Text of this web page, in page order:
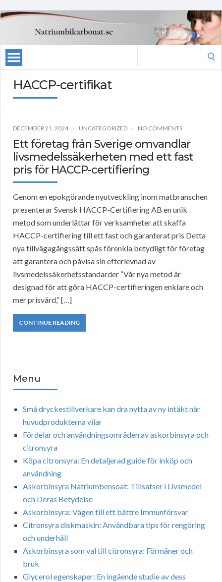
HACCP-certifikat
DECEMBER 21, 2024 UNCATEGORIZED NO COMMENTS
Ett företag från Sverige omvandlar
livsmedelssäkerheten med ett fast
pris för HACCP-certifiering
Genom en epokgörande nyutveckling inom matbranschen
presenterar Svensk HACCP-Certifiering AB en unik
metod som underlättar för verksamheter att skaffa
HACCP-certifiering till ett fast och garanterat pris Detta
nya tillvägagångssätt spås förenkla betydligt för företag
att garantera och påvisa sin efterlevnad av
livsmedelssäkerhetsstandarder “Vår nya metod är
designad för att göra HACCP-certifieringen enklare och
mer prisvärd,” […]
CONTINUE READING
Menu
Små dryckestillverkare kan dra nytta av ny intäkt när
huvudprodukterna vilar
Fördelar och användningsområden av askorbinsyra och
citronsyra
Köpa citronsyra: En detaljerad guide för inköp och
användning
Askorbinsyra Natriumbensoat: Tillsatser i Livsmedel
och Deras Betydelse
Askorbinsyra: Vägen till ett bättre Immunförsvar
Citronsyra diskmaskin: Användbara tips för rengöring
och underhåll
Askorbinsyra som val till citronsyra: Förmåner och
bruk
Glycerol egenskaper: En ingående studie av dess